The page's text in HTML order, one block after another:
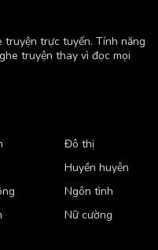
trực tuyến. Tính năng
truyện thay vì đọc mọi
Đô thị
Huyền huyễn
Ngôn tình
Nữ cường